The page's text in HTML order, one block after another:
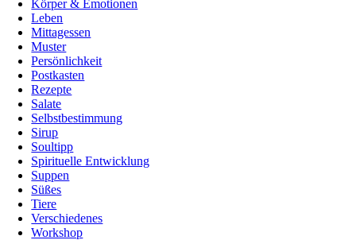
Körper & Emotionen
Leben
Mittagessen
Muster
Persönlichkeit
Postkasten
Rezepte
Salate
Selbstbestimmung
Sirup
Soultipp
Spirituelle Entwicklung
Suppen
Süßes
Tiere
Verschiedenes
Workshop